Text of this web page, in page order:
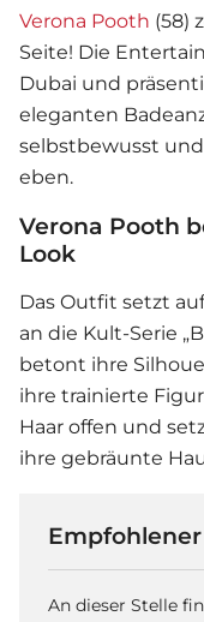
Verona Pooth (58)
Seite! Die
Dubai und
eleganten
selbstbewusst
eben.
Verona Pooth
Look
Das Outfit setzt
an die Kult-Serie
betont ihre
ihre trainierte
Haar offen und
ihre gebräunte
An dieser Stelle